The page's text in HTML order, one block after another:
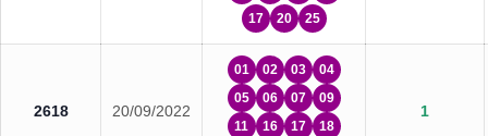
17
20 25
2618 20/09/2022
01 02 03
04
05
06 07
09
11
16 17
18
1